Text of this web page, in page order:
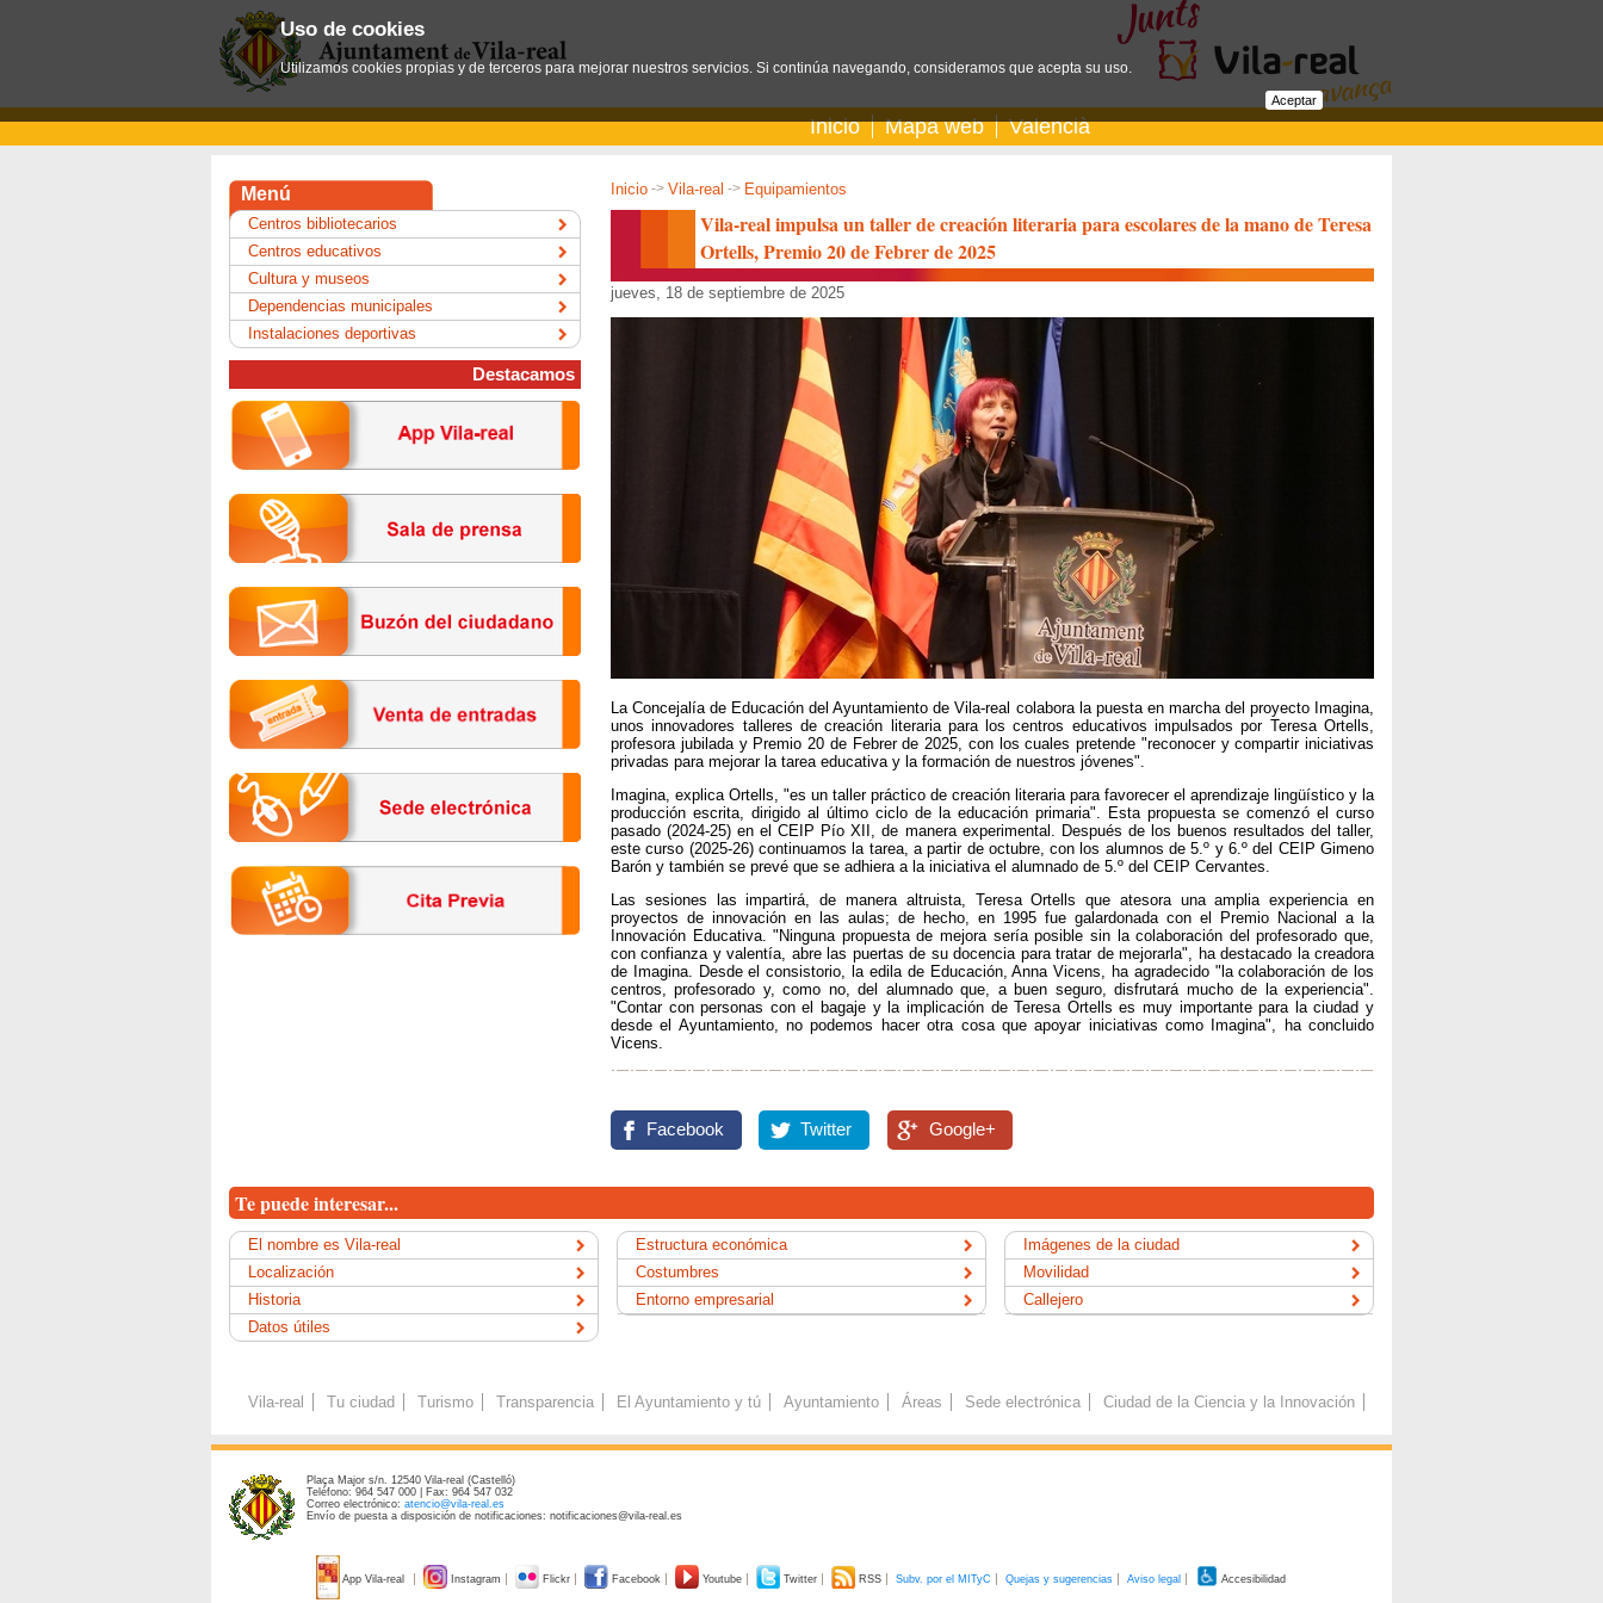
Inicio Mapa web Valencià
Inicio -> Vila-real -> Equipamientos
Vila-real impulsa un taller de creación literaria para escolares de la mano de Teresa
Ortells, Premio 20 de Febrer de 2025
jueves, 18 de septiembre de 2025
La Concejalía de Educación del Ayuntamiento de Vila-real colabora la puesta en marcha del proyecto Imagina,
unos innovadores talleres de creación literaria para los centros educativos impulsados por Teresa Ortells,
profesora jubilada y Premio 20 de Febrer de 2025, con los cuales pretende "reconocer y compartir iniciativas
privadas para mejorar la tarea educativa y la formación de nuestros jóvenes".
Imagina, explica Ortells, "es un taller práctico de creación literaria para favorecer el aprendizaje lingüístico y la
producción escrita, dirigido al último ciclo de la educación primaria". Esta propuesta se comenzó el curso
pasado (2024-25) en el CEIP Pío XII, de manera experimental. Después de los buenos resultados del taller,
este curso (2025-26) continuamos la tarea, a partir de octubre, con los alumnos de 5.º y 6.º del CEIP Gimeno
Barón y también se prevé que se adhiera a la iniciativa el alumnado de 5.º del CEIP Cervantes.
Las sesiones las impartirá, de manera altruista, Teresa Ortells que atesora una amplia experiencia en
proyectos de innovación en las aulas; de hecho, en 1995 fue galardonada con el Premio Nacional a la
Innovación Educativa. "Ninguna propuesta de mejora sería posible sin la colaboración del profesorado que,
con confianza y valentía, abre las puertas de su docencia para tratar de mejorarla", ha destacado la creadora
de Imagina. Desde el consistorio, la edila de Educación, Anna Vicens, ha agradecido "la colaboración de los
centros, profesorado y, como no, del alumnado que, a buen seguro, disfrutará mucho de la experiencia".
"Contar con personas con el bagaje y la implicación de Teresa Ortells es muy importante para la ciudad y
desde el Ayuntamiento, no podemos hacer otra cosa que apoyar iniciativas como Imagina", ha concluido
Vicens.
Facebook Twitter Google+
Menú
Centros bibliotecarios
Centros educativos
Cultura y museos
Dependencias municipales
Instalaciones deportivas
Destacamos
Te puede interesar...
El nombre es Vila-real
Localización
Historia
Datos útiles
Estructura económica
Costumbres
Entorno empresarial
Imágenes de la ciudad
Movilidad
Callejero
Vila-real Tu ciudad Turismo Transparencia El Ayuntamiento y tú Ayuntamiento Áreas Sede electrónica Ciudad de la Ciencia y la Innovación
Plaça Major s/n. 12540 Vila-real (Castelló)
Teléfono: 964 547 000 | Fax: 964 547 032
Correo electrónico: atencio@vila-real.es
Envío de puesta a disposición de notificaciones: notificaciones@vila-real.es
App Vila-real Instagram Flickr Facebook Youtube Twitter RSS Subv. por el MITyC Quejas y sugerencias Aviso legal Accesibilidad
Uso de cookies
Utilizamos cookies propias y de terceros para mejorar nuestros servicios. Si continúa navegando, consideramos que acepta su uso.
Aceptar